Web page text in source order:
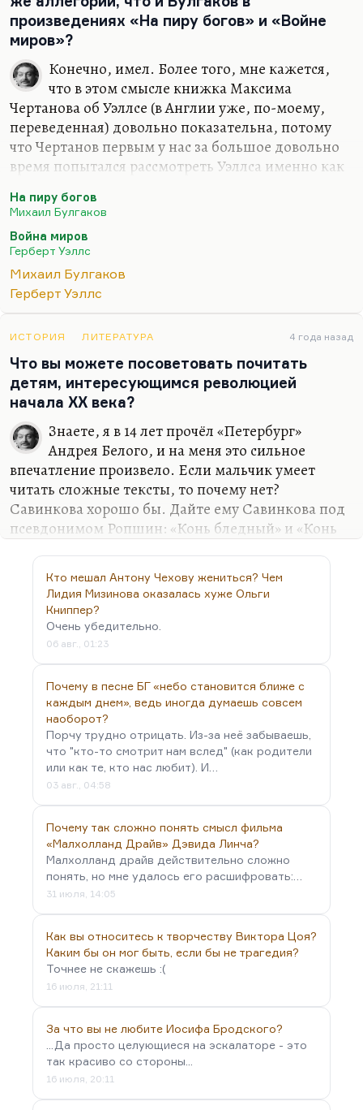
Эдичка»), но книги Лимонова очень много
значили для нас, потому что это был новый
способ письма, отчасти журналистский такой
репортаж из собственной кухни, спальни и даже
произведениях «На пиру богов» и «Войне
миров»?
Конечно, имел. Более того, мне кажется,
что в этом смысле книжка Максима
Чертанова об Уэллсе (в Англии уже, по-моему,
переведенная) довольно показательна, потому
что Чертанов первым у нас за большое довольно
время попытался рассмотреть Уэллса именно как
философа, монстра, в каком-то смысле как
мастера социального прогноза. И, конечно,
«Война миров» и в особенности «Машина
времени», в огромной степени «Человек-
невидимка» — это прежде всего социальные
диагнозы и только потом уже фантастические
Мне кажется, что Уэллс — одна из крупнейших
фигур среди наследников Диккенса, среди
Честертона, Моэма, Уайльда, Киплинга.
Рассматривать…
На пиру богов
Михаил Булгаков
Война миров
Герберт Уэллс
Михаил Булгаков
Герберт Уэллс
ИСТОРИЯ ЛИТЕРАТУРА 4 года назад
Что вы можете посоветовать почитать
детям, интересующимся революцией
начала XX века?
Знаете, я в 14 лет прочёл «Петербург»
Андрея Белого, и на меня это сильное
впечатление произвело. Если мальчик умеет
читать сложные тексты, то почему нет?
Савинкова хорошо бы. Дайте ему Савинкова под
псевдонимом Ропшин: «Конь бледный» и «Конь
Гражданскую войну, но «Конь бледный» — это
очень интересно. Я не вижу зла, если мальчик
прочтёт, не знаю, «Мелкого беса», если он
прочтёт «Чёртову куклу». Очень интересно,
кстати, сравнить «Мелкого беса» и «Чёртову
куклу». «Чёртова кукла» — роман Гиппиус о
терроре. У Леонида Андреева есть неплохой
рассказ «Бездна». И «Тьма» — неплохой рассказ.
И «К звёздам» — неплохая вещь. Ну, почитайте.
Да, лучше всего — пусть он почитает,…
Кто мешал Антону Чехову жениться? Чем
Лидия Мизинова оказалась хуже Ольги
Книппер?
Очень убедительно.
06 авг., 01:23
Почему в песне БГ «небо становится ближе с
каждым днем», ведь иногда думаешь совсем
наоборот?
Порчу трудно отрицать. Из-за неё забываешь,
что "кто-то смотрит нам вслед" (как родители
или как те, кто нас любит). И…
03 авг., 04:58
Почему так сложно понять смысл фильма
«Малхолланд Драйв» Дэвида Линча?
Малхолланд драйв действительно сложно
понять, но мне удалось его расшифровать:…
31 июля, 14:05
Как вы относитесь к творчеству Виктора Цоя?
Каким бы он мог быть, если бы не трагедия?
Точнее не скажешь :(
16 июля, 21:11
За что вы не любите Иосифа Бродского?
...Да просто целующиеся на эскалаторе - это
так красиво со стороны...
16 июля, 20:11